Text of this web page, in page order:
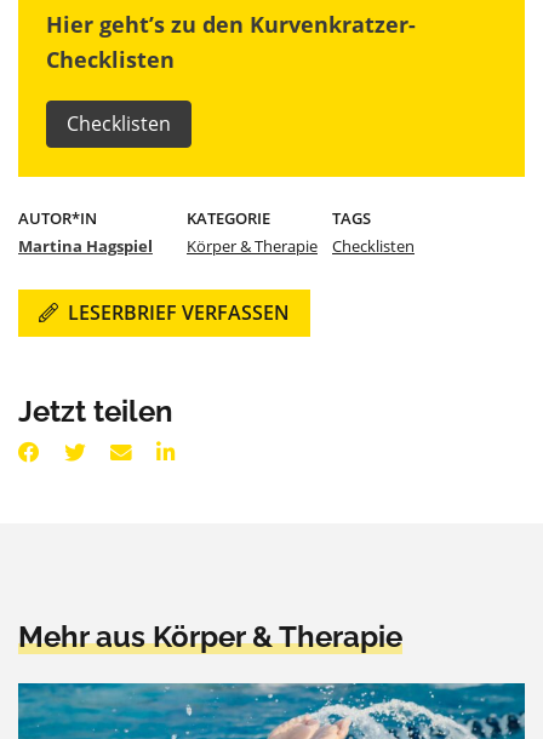
Hier geht’s zu den Kurvenkratzer-
Checklisten
Checklisten
AUTOR*IN
Martina Hagspiel
KATEGORIE
Körper & Therapie
TAGS
Checklisten
LESERBRIEF VERFASSEN
Jetzt teilen
Mehr aus Körper & Therapie